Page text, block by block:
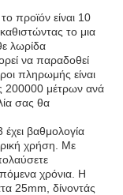
προϊόν είναι 10
το μια
λωρίδα
να παραδοθεί
πληρωμής είναι
200000 μέτρων ανά
σας θα
βαθμολογία
χρήση. Με
χρόνια. Η
25mm, δίνοντάς